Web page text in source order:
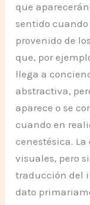
que
sentido
provenido de
que, por
llega a
abstractiva,
aparece o se
cuando en
cenestésica.
visuales, pero
traducción del
dato